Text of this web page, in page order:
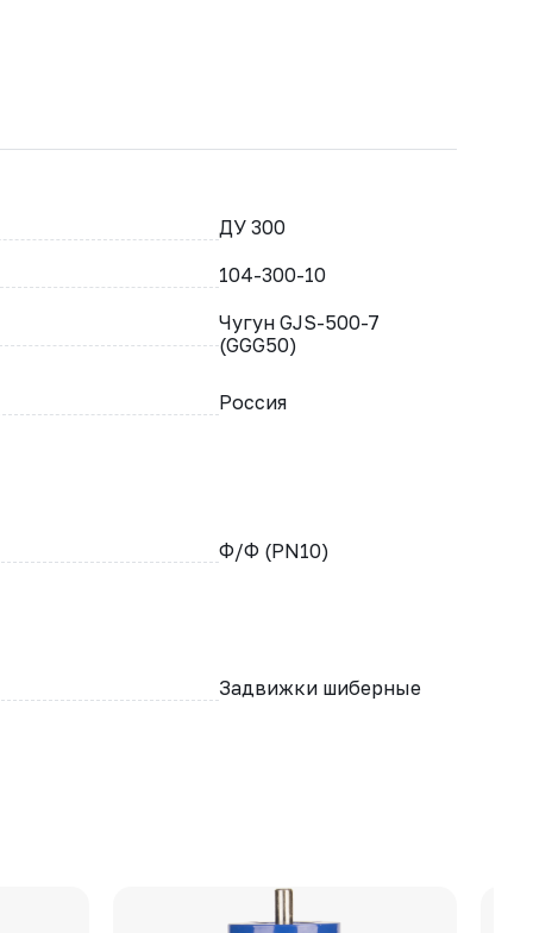
ДУ 300
104-300-10
Чугун GJS-500-7
(GGG50)
Россия
Ф/Ф (PN10)
Задвижки шиберные